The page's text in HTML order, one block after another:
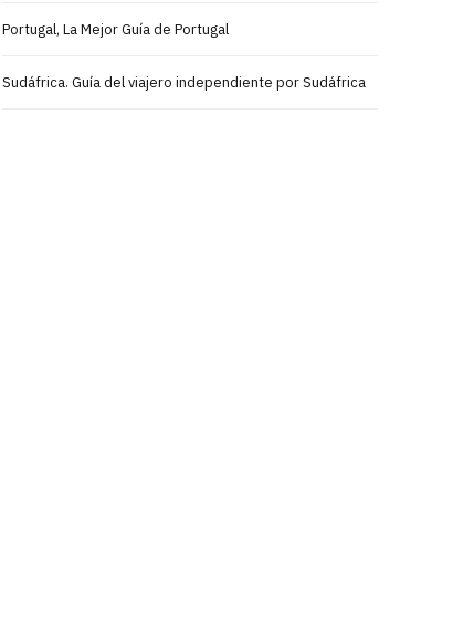
Portugal, La Mejor Guía de Portugal
Sudáfrica. Guía del viajero independiente por Sudáfrica